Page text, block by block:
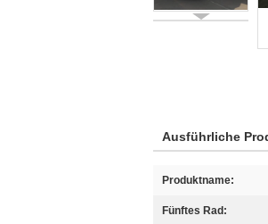
Ausführliche
Produktname:
Fünftes Rad: